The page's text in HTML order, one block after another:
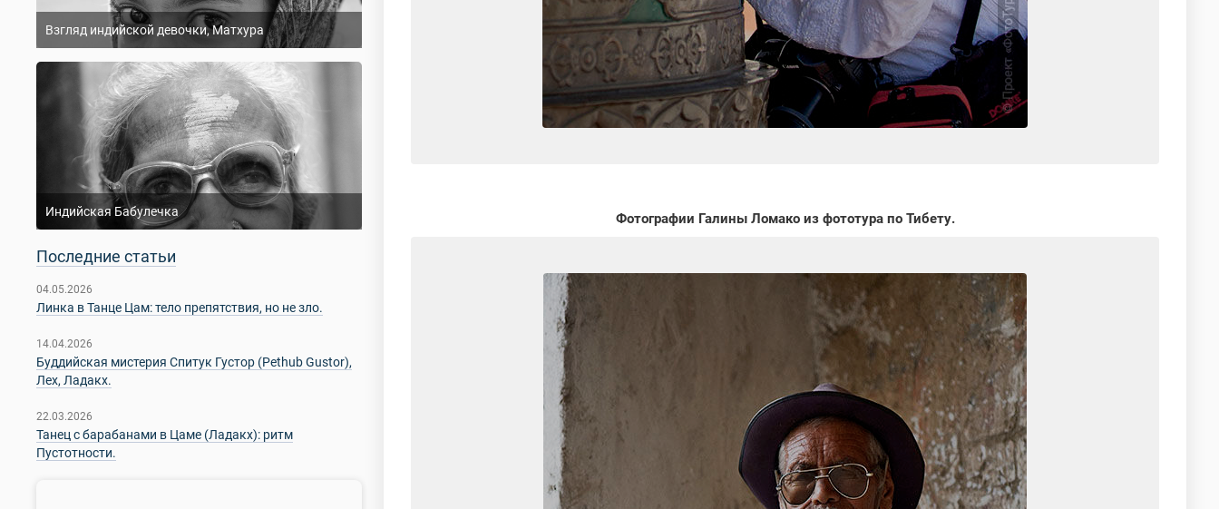
Взгляд индийской девочки, Матхура
Индийская Бабулечка
Последние статьи
04.05.2026
Линка в Танце Цам: тело препятствия, но не зло.
14.04.2026
Буддийская мистерия Спитук Густор (Pethub Gustor),
Лех, Ладакх.
22.03.2026
Танец с барабанами в Цаме (Ладакх): ритм
Пустотности.
Фотографии Галины Ломако из фототура по Тибету.